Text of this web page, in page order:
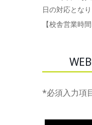
日の対応となり
【校舎営業時
*必須入力項